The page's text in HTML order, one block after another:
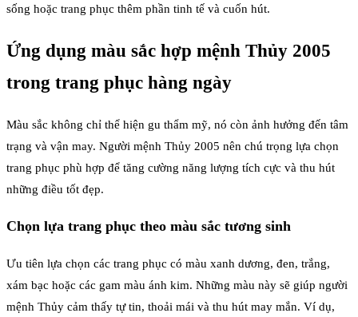
sống hoặc trang phục thêm phần tinh tế và cuốn hút.
Ứng dụng màu sắc hợp mệnh Thủy 2005
trong trang phục hàng ngày
Màu sắc không chỉ thể hiện gu thẩm mỹ, nó còn ảnh hưởng đến tâm
trạng và vận may. Người mệnh Thủy 2005 nên chú trọng lựa chọn
trang phục phù hợp để tăng cường năng lượng tích cực và thu hút
những điều tốt đẹp.
Chọn lựa trang phục theo màu sắc tương sinh
Ưu tiên lựa chọn các trang phục có màu xanh dương, đen, trắng,
xám bạc hoặc các gam màu ánh kim. Những màu này sẽ giúp người
mệnh Thủy cảm thấy tự tin, thoải mái và thu hút may mắn. Ví dụ,